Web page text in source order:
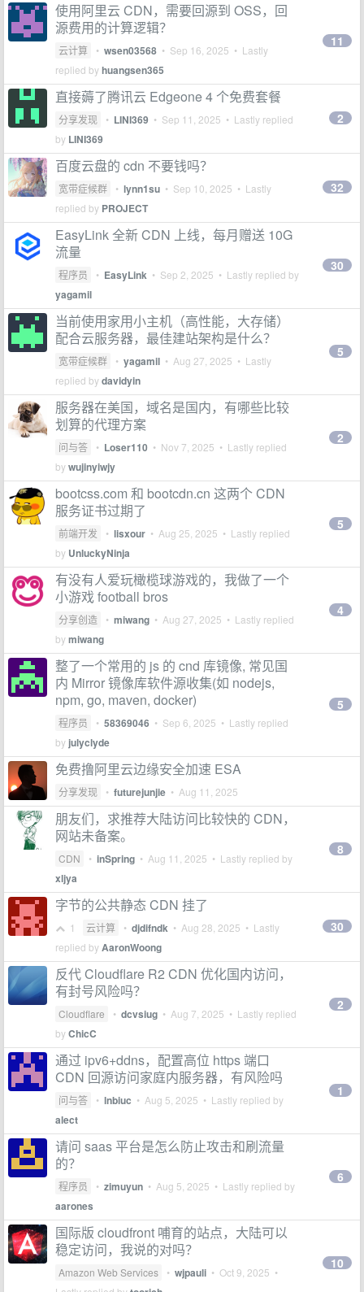
使用阿里云 CDN，需要回源到 OSS，回
源费用的计算逻辑？
云计算 • wsen03568 • Sep 16, 2025 • Lastly
replied byhuangsen365
11
直接薅了腾讯云 Edgeone 4 个免费套餐
分享发现 • LINI369 • Sep 11, 2025 • Lastly replied
by LINI369
2
百度云盘的 cdn 不要钱吗？
宽带症候群 • lynn1su • Sep 10, 2025 • Lastly
replied by PROJECT
32
EasyLink 全新 CDN 上线，每月赠送 10G
流量
程序员 • EasyLink • Sep 2, 2025 • Lastly replied by
yagamil
30
当前使用家用小主机（高性能，大存储）
配合云服务器，最佳建站架构是什么？
宽带症候群 • yagamil • Aug 27, 2025 • Lastly
replied bydavidyin
5
服务器在美国，域名是国内，有哪些比较
划算的代理方案
问与答 • Loser110 • Nov 7, 2025 • Lastly replied
bywujinyiwjy
2
bootcss.com 和 bootcdn.cn 这两个 CDN
服务证书过期了
前端开发 • lisxour • Aug 25, 2025 • Lastly replied
by UnluckyNinja
5
有没有人爱玩橄榄球游戏的，我做了一个
小游戏 football bros
分享创造 • miwang • Aug 27, 2025 • Lastly replied
bymiwang
4
整了一个常用的 js 的 cnd 库镜像, 常见国
内 Mirror 镜像库软件源收集(如 nodejs,
npm, go, maven, docker)
程序员 • 58369046 • Sep 6, 2025 • Lastly replied
by julyclyde
5
免费撸阿里云边缘安全加速 ESA
分享发现 • futurejunjie • Aug 11, 2025
朋友们，求推荐大陆访问比较快的 CDN，
网站未备案。
CDN • inSpring • Aug 11, 2025 • Lastly replied by
xljya
8
字节的公共静态 CDN 挂了
1 云计算 • djdifndk • Aug 28, 2025 • Lastly
replied byAaronWoong
30
反代 Cloudflare R2 CDN 优化国内访问，
有封号风险吗？
Cloudflare • dcvsiug • Aug 7, 2025 • Lastly replied
byChicC
2
通过 ipv6+ddns，配置高位 https 端口
CDN 回源访问家庭内服务器，有风险吗
问与答 • lnbiuc • Aug 5, 2025 • Lastly replied by
alect
1
请问 saas 平台是怎么防止攻击和刷流量
的？
程序员 • zimuyun • Aug 5, 2025 • Lastly replied by
aarones
6
国际版 cloudfront 哺育的站点，大陆可以
稳定访问，我说的对吗？
Amazon Web Services • wjpauli • Oct 9, 2025 •
10